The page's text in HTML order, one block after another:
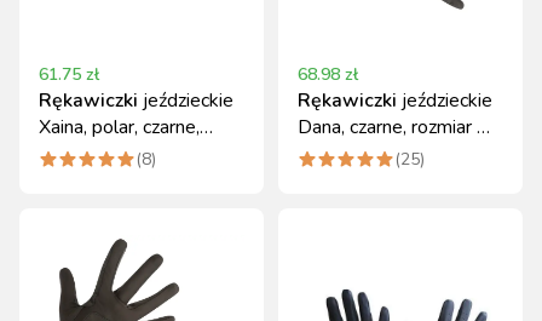
61.75 zł
Rękawiczki jeździeckie
Xaina, polar, czarne,
rozmiar S
(8)
68.98 zł
Rękawiczki jeździeckie
Dana, czarne, rozmiar M,
Covalliero
(25)